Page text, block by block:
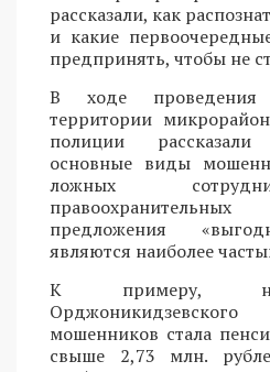
рассказали, как
и какие
предпринять, чтобы не
В ходе проведения
территории
полиции
основные виды
ложных
предложения
являются наиболее
К примеру, на
мошенников стала
свыше 2,73 млн.